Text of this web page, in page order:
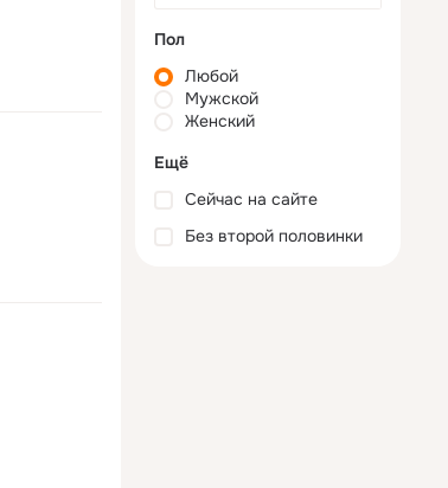
Пол
Любой
Мужской
Женский
Ещё
Сейчас на сайте
Без второй половинки